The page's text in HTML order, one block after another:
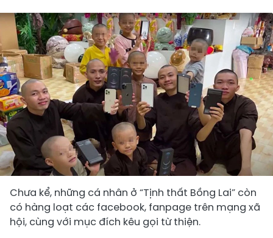
Chưa kể, những cá nhân ở “Tịnh thất Bồng Lai” còn
có hàng loạt các facebook, fanpage trên mạng xã
hội, cùng với mục đích kêu gọi từ thiện.